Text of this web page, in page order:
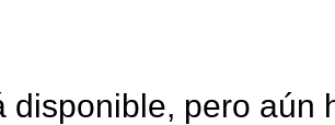
disponible, pero aún